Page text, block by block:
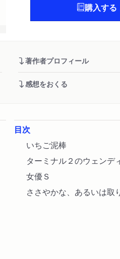
購入する
著作者プロフィール
感想をおくる
目次
いちご泥棒
ターミナル２のウェンデ
女優Ｓ
ささやかな、あるいは取